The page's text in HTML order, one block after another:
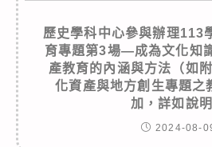
歷史學科中心參與辦理113
育專題第3場—成為文化知
產教育的內涵與方法（如
化資產與地方創生專題之
加，詳如說明
2024-08-